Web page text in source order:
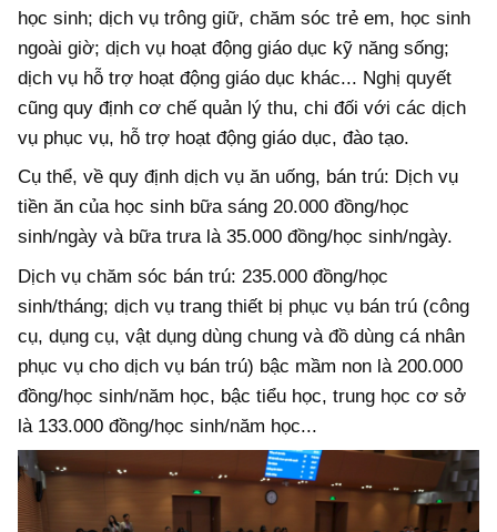
học sinh; dịch vụ trông giữ, chăm sóc trẻ em, học sinh
ngoài giờ; dịch vụ hoạt động giáo dục kỹ năng sống;
dịch vụ hỗ trợ hoạt động giáo dục khác... Nghị quyết
cũng quy định cơ chế quản lý thu, chi đối với các dịch
vụ phục vụ, hỗ trợ hoạt động giáo dục, đào tạo.
Cụ thể, về quy định dịch vụ ăn uống, bán trú: Dịch vụ
tiền ăn của học sinh bữa sáng 20.000 đồng/học
sinh/ngày và bữa trưa là 35.000 đồng/học sinh/ngày.
Dịch vụ chăm sóc bán trú: 235.000 đồng/học
sinh/tháng; dịch vụ trang thiết bị phục vụ bán trú (công
cụ, dụng cụ, vật dụng dùng chung và đồ dùng cá nhân
phục vụ cho dịch vụ bán trú) bậc mầm non là 200.000
đồng/học sinh/năm học, bậc tiểu học, trung học cơ sở
là 133.000 đồng/học sinh/năm học...